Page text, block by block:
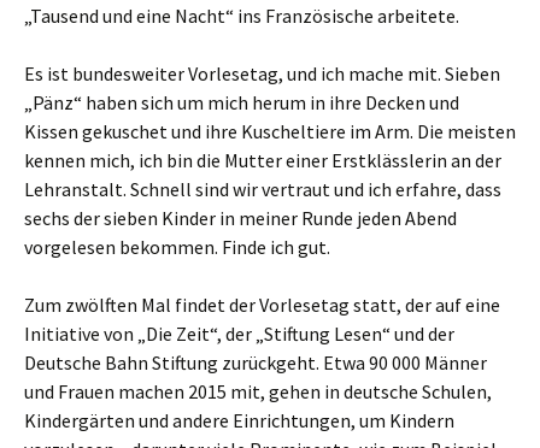
„Tausend und eine Nacht“ ins Französische arbeitete.
Es ist bundesweiter Vorlesetag, und ich mache mit. Sieben
„Pänz“ haben sich um mich herum in ihre Decken und
Kissen gekuschet und ihre Kuscheltiere im Arm. Die meisten
kennen mich, ich bin die Mutter einer Erstklässlerin an der
Lehranstalt. Schnell sind wir vertraut und ich erfahre, dass
sechs der sieben Kinder in meiner Runde jeden Abend
vorgelesen bekommen. Finde ich gut.
Zum zwölften Mal findet der Vorlesetag statt, der auf eine
Initiative von „Die Zeit“, der „Stiftung Lesen“ und der
Deutsche Bahn Stiftung zurückgeht. Etwa 90 000 Männer
und Frauen machen 2015 mit, gehen in deutsche Schulen,
Kindergärten und andere Einrichtungen, um Kindern